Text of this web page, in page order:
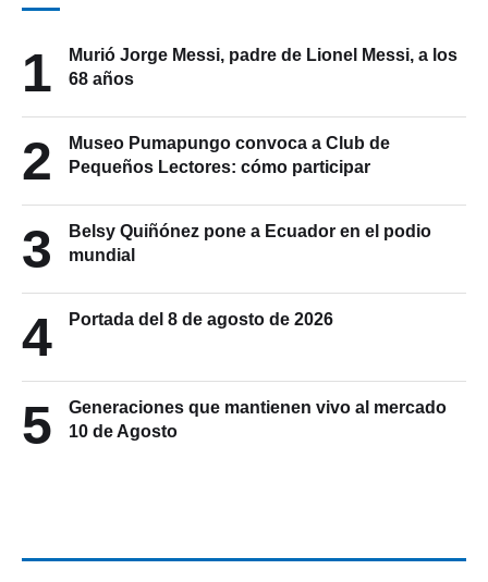
1
Murió Jorge Messi, padre de Lionel Messi, a los
68 años
2
Museo Pumapungo convoca a Club de
Pequeños Lectores: cómo participar
3
Belsy Quiñónez pone a Ecuador en el podio
mundial
4 Portada del 8 de agosto de 2026
5
Generaciones que mantienen vivo al mercado
10 de Agosto